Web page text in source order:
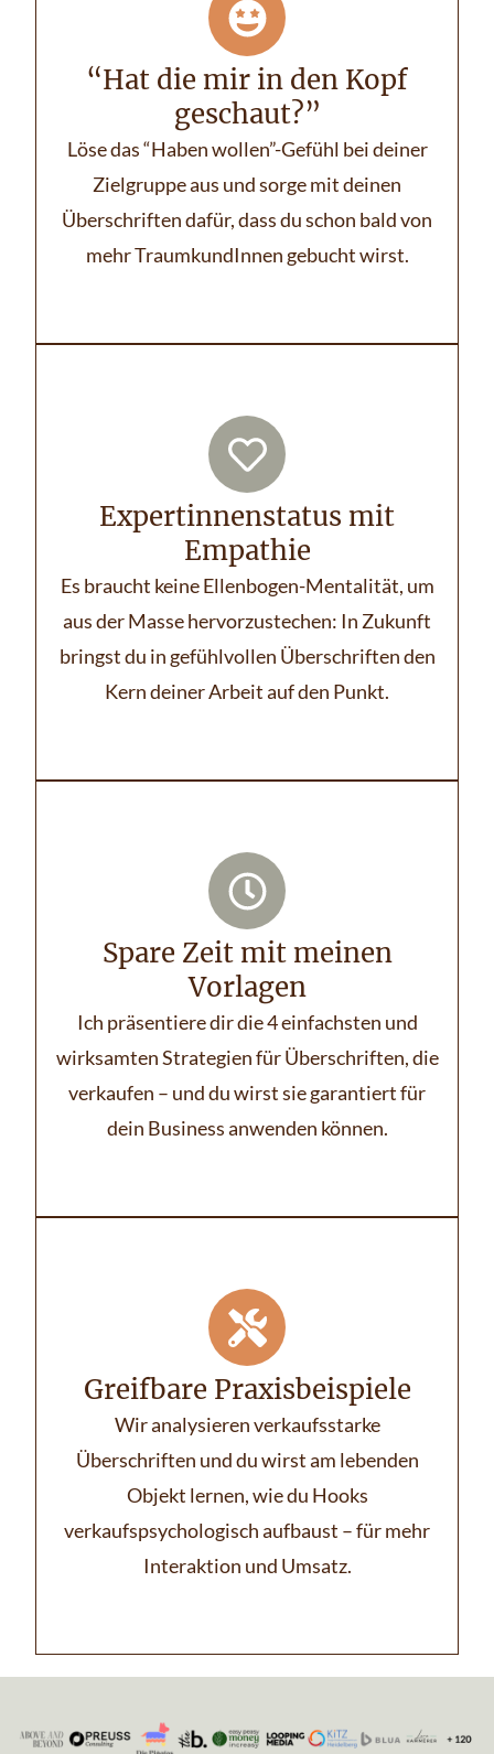
“Hat die mir in den Kopf
geschaut?”
Löse das “Haben wollen”-Gefühl bei deiner
Zielgruppe aus und sorge mit deinen
Überschriften dafür, dass du schon bald von
mehr TraumkundInnen gebucht wirst.
Expertinnenstatus mit
Empathie
Es braucht keine Ellenbogen-Mentalität, um
aus der Masse hervorzustechen: In Zukunft
bringst du in gefühlvollen Überschriften den
Kern deiner Arbeit auf den Punkt.
Spare Zeit mit meinen
Vorlagen
Ich präsentiere dir die 4 einfachsten und
wirksamten Strategien für Überschriften, die
verkaufen – und du wirst sie garantiert für
dein Business anwenden können.
Greifbare Praxisbeispiele
Wir analysieren verkaufsstarke
Überschriften und du wirst am lebenden
Objekt lernen, wie du Hooks
verkaufspsychologisch aufbaust – für mehr
Interaktion und Umsatz.